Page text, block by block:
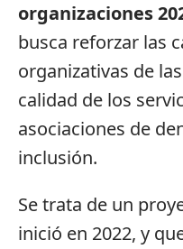
organizaciones
busca reforzar las
organizativas de
calidad de los
asociaciones de
inclusión.
Se trata de un
inició en 2022, y